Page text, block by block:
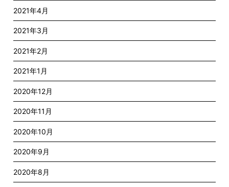
2021年4月
2021年3月
2021年2月
2021年1月
2020年12月
2020年11月
2020年10月
2020年9月
2020年8月